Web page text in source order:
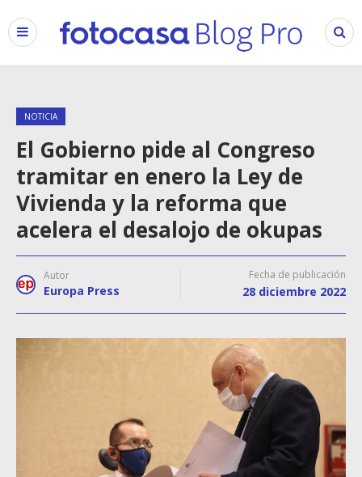
NOTICIA
El Gobierno pide al Congreso
tramitar en enero la Ley de
Vivienda y la reforma que
acelera el desalojo de okupas
Autor
Europa Press
Fecha de publicación
28 diciembre 2022